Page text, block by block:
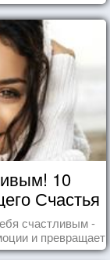
10
Счастья
счастливым -
и превращает